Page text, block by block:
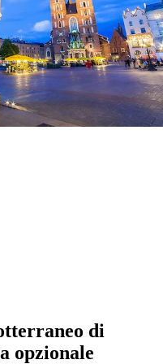
di
opzionale